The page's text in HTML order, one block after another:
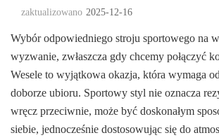
zaktualizowano 2025-12-16
Wybór odpowiedniego stroju sportowego na
wyzwanie, zwłaszcza gdy chcemy połączyć
Wesele to wyjątkowa okazja, która wymaga
doborze ubioru. Sportowy styl nie oznacza
wręcz przeciwnie, może być doskonałym
siebie, jednocześnie dostosowując się do